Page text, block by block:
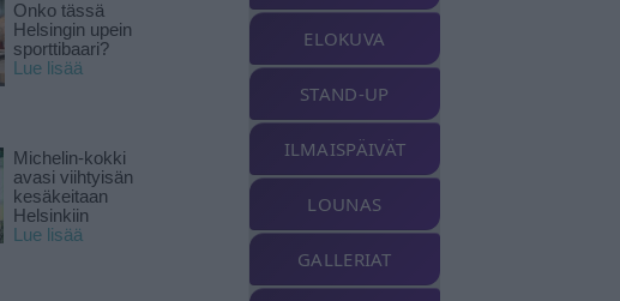
Onko tässä
Helsingin upein
sporttibaari?
Lue lisää
Michelin-kokki
avasi viihtyisän
kesäkeitaan
Helsinkiin
Lue lisää
ELOKUVA
STAND-UP
ILMAISPÄIVÄT
LOUNAS
GALLERIAT